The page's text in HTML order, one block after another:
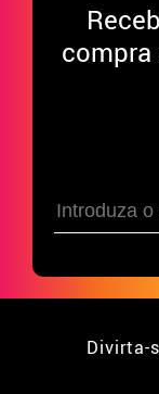
compra
Divirta-